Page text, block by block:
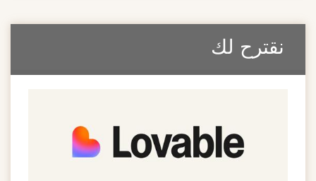
نقترح لك